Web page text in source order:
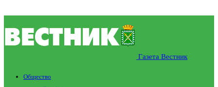
Газета Вестник
Общество